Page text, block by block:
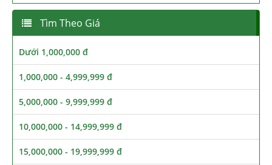
Tìm Theo Giá
Dưới 1,000,000 đ
1,000,000 - 4,999,999 đ
5,000,000 - 9,999,999 đ
10,000,000 - 14,999,999 đ
15,000,000 - 19,999,999 đ